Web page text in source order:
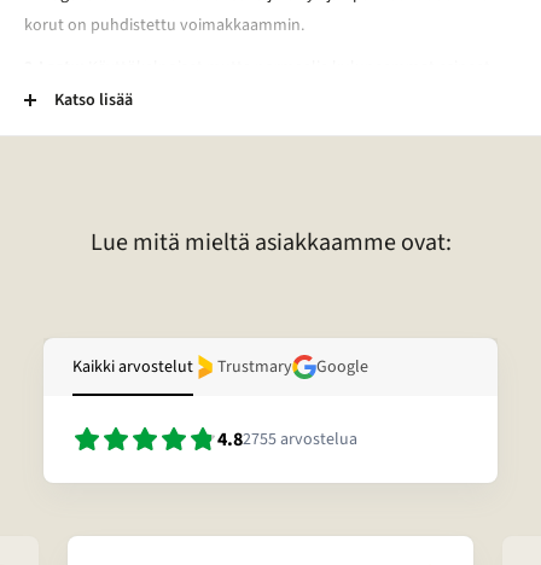
korut on puhdistettu voimakkaammin.
Esineessä voi esimerkiksi olla kaiverrus, vääntymä, painauma tai
tummentuma. Pronssikoruissa voi esimerkiksi olla kulunut
Katso lisää
Lue mitä mieltä asiakkaamme ovat:
Kaikki arvostelut Trustmary Google
4.82755arvostelua